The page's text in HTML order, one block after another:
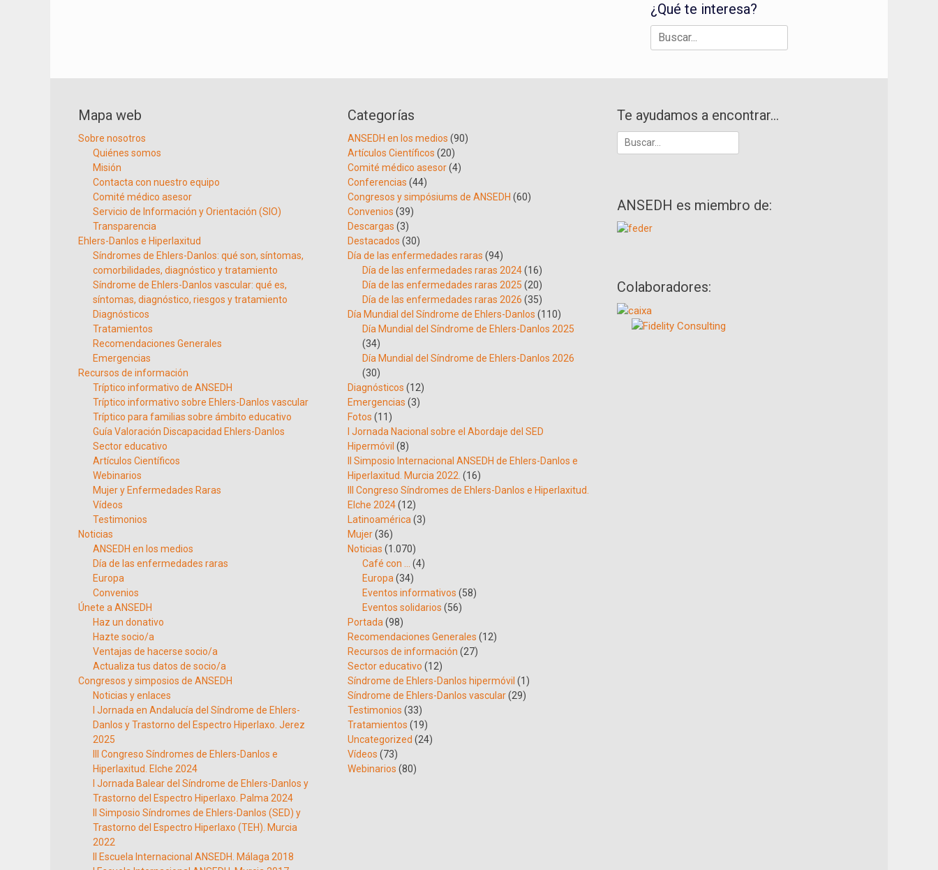
¿Qué te interesa?
Buscar:
Mapa web
Sobre nosotros
Quiénes somos
Misión
Contacta con nuestro equipo
Comité médico asesor
Servicio de Información y Orientación (SIO)
Transparencia
Ehlers-Danlos e Hiperlaxitud
Síndromes de Ehlers-Danlos: qué son, síntomas,
comorbilidades, diagnóstico y tratamiento
Síndrome de Ehlers-Danlos vascular: qué es,
síntomas, diagnóstico, riesgos y tratamiento
Diagnósticos
Tratamientos
Recomendaciones Generales
Emergencias
Recursos de información
Tríptico informativo de ANSEDH
Tríptico informativo sobre Ehlers-Danlos vascular
Tríptico para familias sobre ámbito educativo
Guía Valoración Discapacidad Ehlers-Danlos
Sector educativo
Artículos Científicos
Webinarios
Mujer y Enfermedades Raras
Vídeos
Testimonios
Noticias
ANSEDH en los medios
Día de las enfermedades raras
Europa
Convenios
Únete a ANSEDH
Haz un donativo
Hazte socio/a
Ventajas de hacerse socio/a
Actualiza tus datos de socio/a
Congresos y simposios de ANSEDH
Noticias y enlaces
I Jornada en Andalucía del Síndrome de Ehlers-
Danlos y Trastorno del Espectro Hiperlaxo. Jerez
2025
III Congreso Síndromes de Ehlers-Danlos e
Hiperlaxitud. Elche 2024
I Jornada Balear del Síndrome de Ehlers-Danlos y
Trastorno del Espectro Hiperlaxo. Palma 2024
II Simposio Síndromes de Ehlers-Danlos (SED) y
Trastorno del Espectro Hiperlaxo (TEH). Murcia
2022
II Escuela Internacional ANSEDH. Málaga 2018
Categorías
ANSEDH en los medios (90)
Artículos Científicos (20)
Comité médico asesor(4)
Conferencias (44)
Congresos y simpósiums de ANSEDH (60)
Convenios (39)
Descargas (3)
Destacados (30)
Día de las enfermedades raras (94)
Día de las enfermedades raras 2024(16)
Día de las enfermedades raras 2025 (20)
Día de las enfermedades raras 2026 (35)
Día Mundial del Síndrome de Ehlers-Danlos (110)
Día Mundial del Síndrome de Ehlers-Danlos 2025
(34)
Día Mundial del Síndrome de Ehlers-Danlos 2026
(30)
Diagnósticos (12)
Emergencias (3)
Fotos (11)
I Jornada Nacional sobre el Abordaje del SED
Hipermóvil (8)
II Simposio Internacional ANSEDH de Ehlers-Danlos e
Hiperlaxitud. Murcia 2022. (16)
III Congreso Síndromes de Ehlers-Danlos e Hiperlaxitud.
Elche 2024(12)
Latinoamérica (3)
Mujer(36)
Noticias (1.070)
Café con …
(4)
Europa (34)
Eventos informativos (58)
Eventos solidarios (56)
Portada (98)
Recomendaciones Generales (12)
Recursos de información (27)
Sector educativo (12)
Síndrome de Ehlers-Danlos hipermóvil (1)
Síndrome de Ehlers-Danlos vascular(29)
Testimonios (33)
Tratamientos (19)
Uncategorized (24)
Vídeos (73)
Webinarios (80)
Te ayudamos a encontrar…
Buscar:
ANSEDH es miembro de:
Colaboradores: